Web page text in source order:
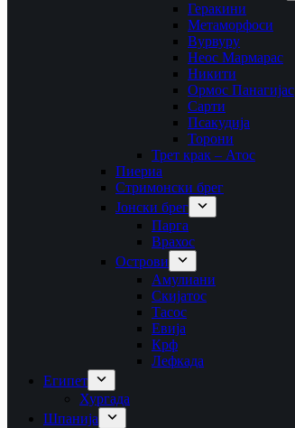
Геракини
Метаморфоси
Вурвуру
Неос Мармарас
Никити
Ормос Панагијас
Сарти
Псакудија
Торони
Трет крак – Атос
Пиериа
Стримонски брег
Јонски брег
Парга
Врахос
Острови
Амулиани
Скијатос
Тасос
Евија
Крф
Лефкада
Египет
Хургада
Шпанија